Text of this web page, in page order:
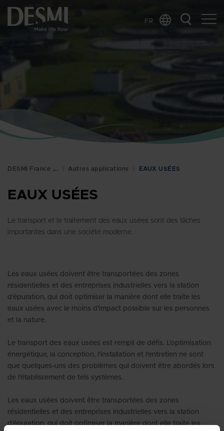
FR
DESMI France Autres applications EAUX USÉES
EAUX USÉES
Le transport et le traitement des eaux usées sont des tâches
importantes dans une société moderne.
Les eaux usées doivent être transportées des zones
résidentielles et des entreprises industrielles vers la station
d'épuration, qui doit optimiser la manière dont elle traite les
eaux usées avec le moins d'impact possible sur les personnes
et la nature.
Le transport des eaux usées est rempli de défis. L'optimisation
énergétique, la conception, l'installation et l'entretien ne sont
que quelques-uns des problèmes qui doivent être abordés lors
de l'établissement de tels systèmes.
Les eaux usées doivent être transportées des zones
résidentielles et des entreprises industrielles vers la station
d'épuration, qui doit optimiser la manière dont elle traite les